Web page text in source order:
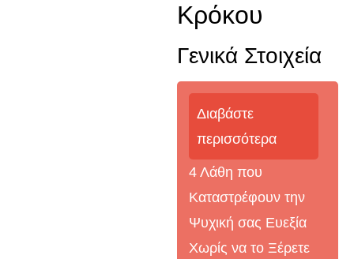
Κρόκου
Γενικά Στοιχεία
Διαβάστε
περισσότερα
4 Λάθη που
Καταστρέφουν την
Ψυχική σας Ευεξία
Χωρίς να το Ξέρετε